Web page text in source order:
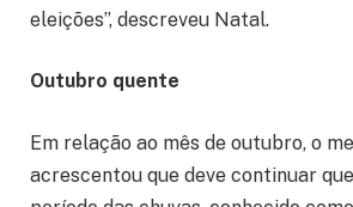
eleições”, descreveu Natal.
Outubro quente
Em relação ao mês de outubro, o
acrescentou que deve continuar